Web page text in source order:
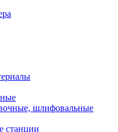
шлифовальные
станции